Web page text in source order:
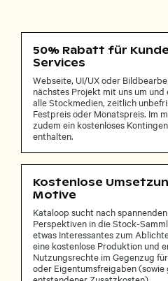
50% Rabatt für
Services
Webseite, UI/UX oder
nächstes Projekt mit uns um
alle Stockmedien, zeitlich
Festpreis oder Monatspreis. Im
zudem ein kostenloses
enthalten.
Kostenlose
Motive
Kataloop sucht nach
Perspektiven in die Stock-
etwas Interessantes zum
eine kostenlose Produktion und
Nutzungsrechte im Gegenzug
oder Eigentumsfreigaben